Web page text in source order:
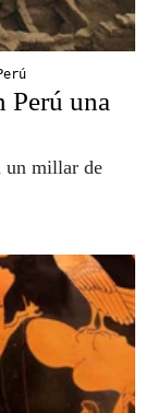
Perú una
un millar de